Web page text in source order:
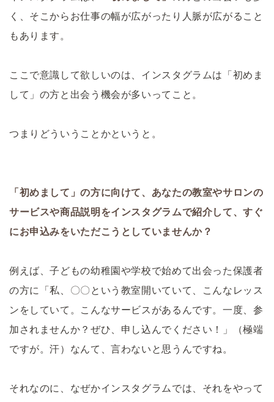
く、そこからお仕事の幅が広がったり人脈が広がること
もあります。
ここで意識して欲しいのは、インスタグラムは「初めま
して」の方と出会う機会が多いってこと。
つまりどういうことかというと。
「初めまして」の方に向けて、あなたの教室やサロンの
サービスや商品説明をインスタグラムで紹介して、すぐ
にお申込みをいただこうとしていませんか？
例えば、子どもの幼稚園や学校で始めて出会った保護者
の方に「私、〇〇という教室開いていて、こんなレッス
ンをしていて。こんなサービスがあるんです。一度、参
加されませんか？ぜひ、申し込んでください！」（極端
ですが。汗）なんて、言わないと思うんですね。
それなのに、なぜかインスタグラムでは、それをやって